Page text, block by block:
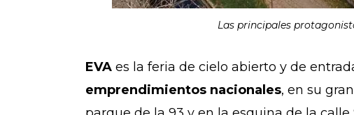
Las principales
EVA es la feria de cielo abierto y de
emprendimientos nacionales, en su